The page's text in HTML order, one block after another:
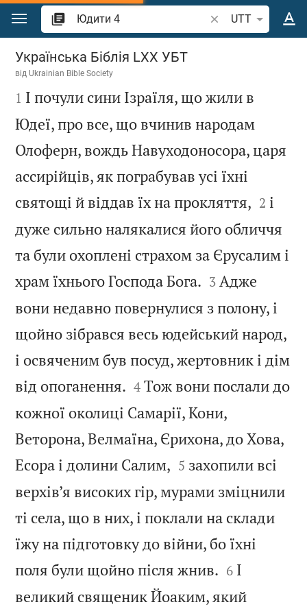
Перейти до вмісту
Шукати біблійний
UTT
Юдити 4
Українська Біблія LXX УБТ
відUkrainian Bible Society

1 І почули сини Ізраїля, що жили в
Юдеї, про все, що вчинив народам
Олоферн, вождь Навуходоносора, царя
ассирійців, як пограбував усі їхні
святощі й віддав їх на прокляття, 

2 і
дуже сильно налякалися його обличчя
та були охоплені страхом за Єрусалим і
храм їхнього Господа Бога. 

3 Адже
вони недавно повернулися з полону, і
щойно зібрався весь юдейський народ,
і освяченим був посуд, жертовник і дім
від опоганення. 

4 Тож вони послали до
кожної околиці Самарії, Кони,
Веторона, Велмаїна, Єрихона, до Хова,
Есора і долини Салим, 

5 захопили всі
верхів’я високих гір, мурами зміцнили
ті села, що в них, і поклали на склади
їжу на підготовку до війни, бо їхні
поля були щойно після жнив. 

6 І
великий священик Йоаким, який